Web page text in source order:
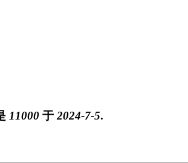
11000 于2024-7-5.